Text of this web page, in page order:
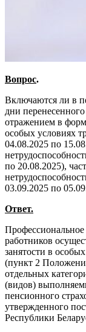
Вопрос.
Включаются ли в
дни
отражением в
особых условиях
04.08.2025 по
по 20.08.2025),
03.09.2025 по
Ответ.
работников
занятости в
(пункт 2
отдельных
(видов)
пенсионного
утвержденного
Республики